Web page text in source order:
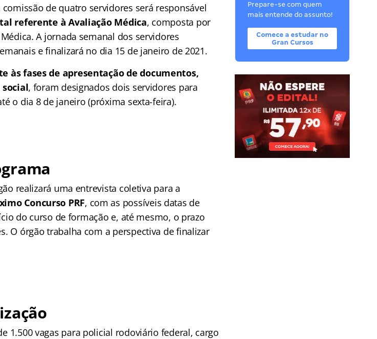
de quatro servidores será responsável
referente à Avaliação Médica, composta por
A jornada semanal dos servidores
e finalizará no dia 15 de janeiro de 2021.
às fases de apresentação de documentos,
, foram designados dois servidores para
o dia 8 de janeiro (próxima sexta-feira).
realizará uma entrevista coletiva para a
Concurso PRF, com as possíveis datas de
do curso de formação e, até mesmo, o prazo
O órgão trabalha com a perspectiva de finalizar
1.500 vagas para policial rodoviário federal, cargo
Prepare-se com quem
mais entende do assunto!
Comece a estudar no
Gran Cursos